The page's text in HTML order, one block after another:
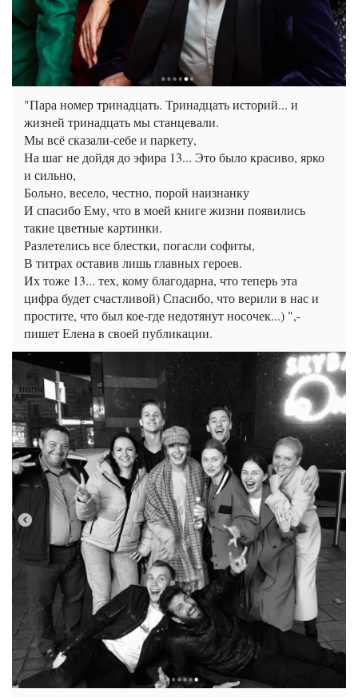
"Пара номер тринадцать. Тринадцать историй... и
жизней тринадцать мы станцевали.
Мы всё сказали-себе и паркету,
На шаг не дойдя до эфира 13... Это было красиво, ярко
и сильно,
Больно, весело, честно, порой наизнанку
И спасибо Ему, что в моей книге жизни появились
такие цветные картинки.
Разлетелись все блестки, погасли софиты,
В титрах оставив лишь главных героев.
Их тоже 13... тех, кому благодарна, что теперь эта
цифра будет счастливой) Спасибо, что верили в нас и
простите, что был кое-где недотянут носочек...) ",-
пишет Елена в своей публикации.